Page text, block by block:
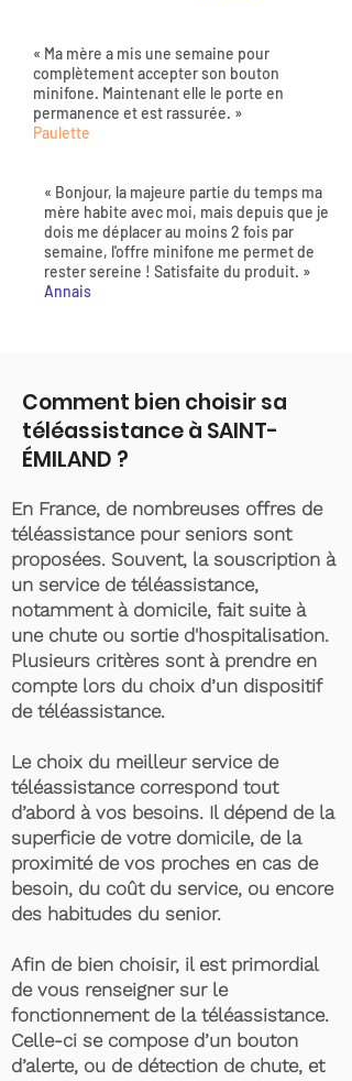
« Ma mère a mis une semaine pour
complètement accepter son bouton
minifone. Maintenant elle le porte en
permanence et est rassurée. »
Paulette
« Bonjour, la majeure partie du temps ma
mère habite avec moi, mais depuis que je
dois me déplacer au moins 2 fois par
semaine, l'offre minifone me permet de
rester sereine ! Satisfaite du produit. »
Annais
Comment bien choisir sa
téléassistance à SAINT-
ÉMILAND ?
En France, de nombreuses offres de
téléassistance pour seniors sont
proposées. Souvent, la souscription à
un service de téléassistance,
notamment à domicile, fait suite à
une chute ou sortie d'hospitalisation.
Plusieurs critères sont à prendre en
compte lors du choix d’un dispositif
de téléassistance.
Le choix du meilleur service de
téléassistance correspond tout
d’abord à vos besoins. Il dépend de la
superficie de votre domicile, de la
proximité de vos proches en cas de
besoin, du coût du service, ou encore
des habitudes du senior.
Afin de bien choisir, il est primordial
de vous renseigner sur le
fonctionnement de la téléassistance.
Celle-ci se compose d’un bouton
d’alerte, ou de détection de chute, et